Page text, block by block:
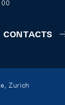
Zurich